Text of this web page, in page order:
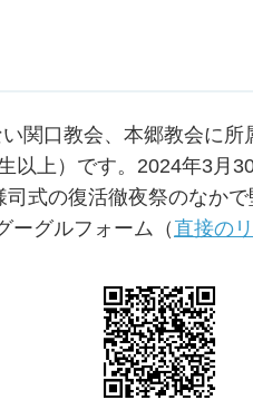
関口教会、本郷教会に
以上）です。2024年3月
式の復活徹夜祭のなかで
ーグルフォーム（ 直接の